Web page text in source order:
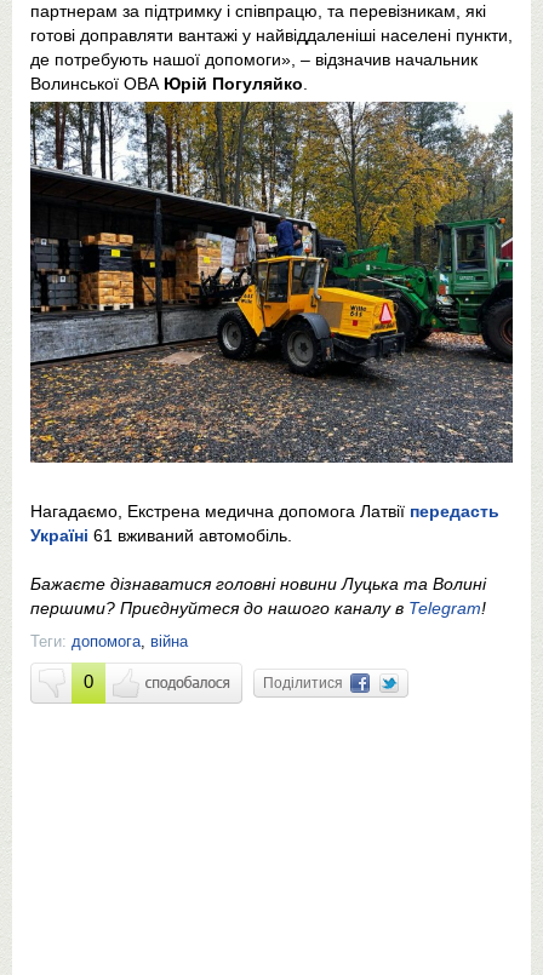
партнерам за підтримку і співпрацю, та перевізникам, які
готові доправляти вантажі у найвіддаленіші населені пункти,
де потребують нашої допомоги», – відзначив начальник
Волинської ОВА Юрій Погуляйко
Нагадаємо, Екстрена медична допомога Латвії передасть
Україні 61 вживаний автомобіль.
Бажаєте дізнаватися головні новини Луцька та Волині
першими? Приєднуйтеся до нашого каналу в Telegram!
Теги: допомога, війна
0 Поділитися